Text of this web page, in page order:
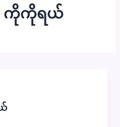
ပဲ ကိုကိုရယ်